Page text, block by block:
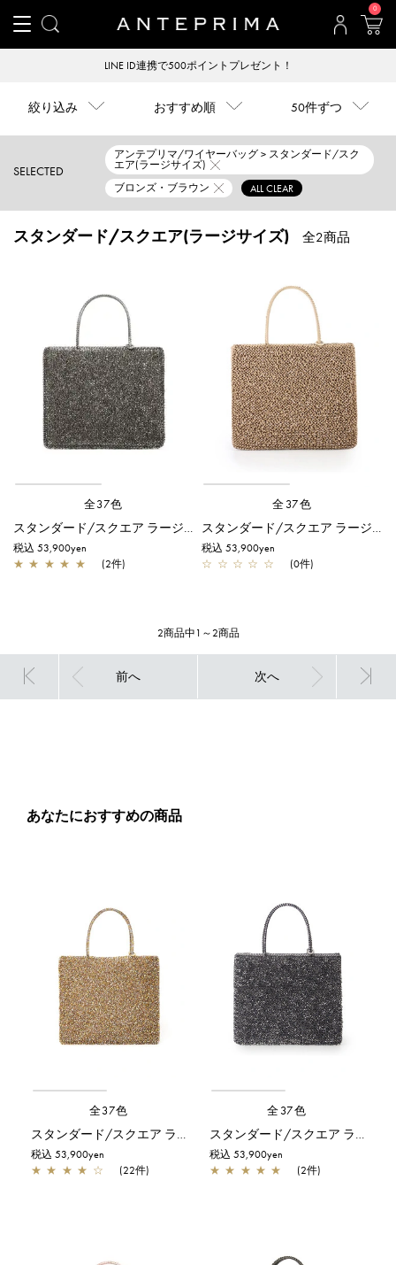
0
LINE ID連携で500ポイントプレゼント！
絞り込み おすすめ順 50件ずつ
SELECTED
アンテプリマ/ワイヤーバッグ > スタンダード/スク
エア(ラージサイズ)
ブロンズ・ブラウン
ALL CLEAR
スタンダード/スクエア(ラージサイズ) 全2商品
全37色
スタンダード/スクエア ラージ/ファンゴカーキ ドッピオ
税込 53,900yen
★ ★ ★ ★ ★ (2件)
全37色
スタンダード/スクエア ラージ/エナメルキャメル
税込 53,900yen
☆ ☆ ☆ ☆ ☆ (0件)
2商品中1～2商品
前へ 次へ
あなたにおすすめの商品
全37色
スタンダード/スクエア ラージ/シャンパンマルチ
税込 53,900yen
★ ★ ★ ★ ☆ (22件)
全37色
スタンダード/スクエア ラージ/ネイビーシルバー
税込 53,900yen
★ ★ ★ ★ ★ (2件)